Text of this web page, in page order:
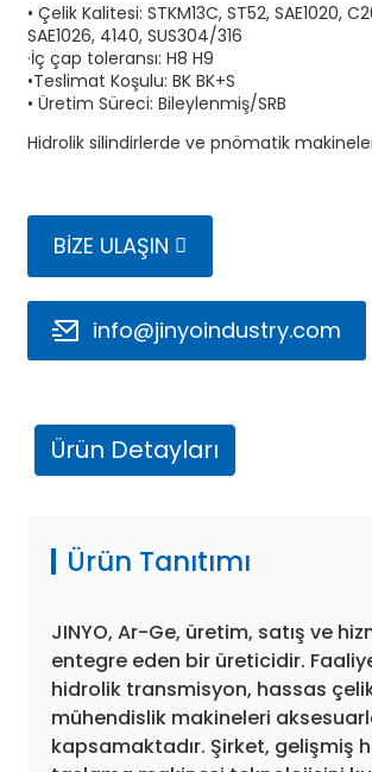
• Çelik Kalitesi: STKM13C, ST52, SAE1020,
SAE1026, 4140, SUS304/316
·İç çap toleransı: H8 H9
•Teslimat Koşulu: BK BK+S
• Üretim Süreci: Bileylenmiş/SRB
Hidrolik silindirlerde ve pnömatik
BIZE ULAŞIN
info@jinyoindustry.com
Ürün Detayları
Ürün Tanıtımı
JINYO, Ar-Ge, üretim, satış ve
entegre eden bir üreticidir.
hidrolik transmisyon, hassas
mühendislik makineleri
kapsamaktadır. Şirket, gelişmiş